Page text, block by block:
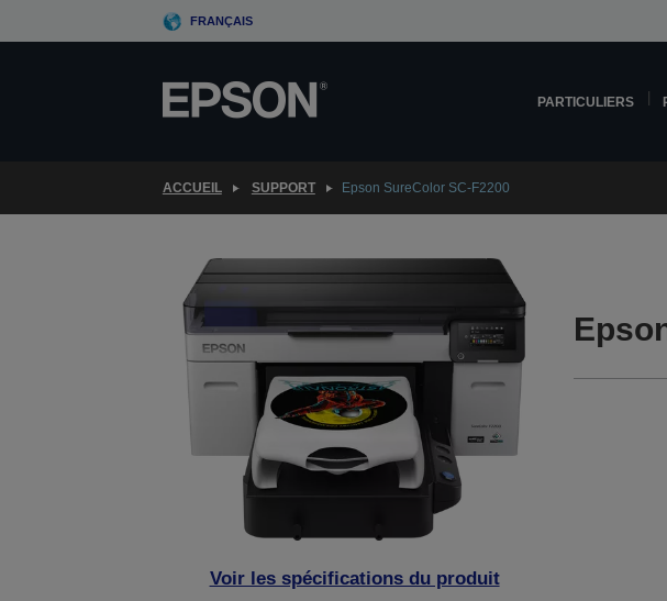
to
FRANÇAIS
PARTICULIERS
ACCUEIL SUPPORT Epson SureColor SC-F2200
Voir les spécifications du produit